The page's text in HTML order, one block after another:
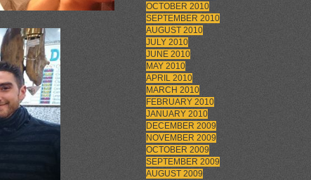
OCTOBER 2010
SEPTEMBER 2010
AUGUST 2010
JULY 2010
JUNE 2010
MAY 2010
APRIL 2010
MARCH 2010
FEBRUARY 2010
JANUARY 2010
DECEMBER 2009
NOVEMBER 2009
OCTOBER 2009
SEPTEMBER 2009
AUGUST 2009